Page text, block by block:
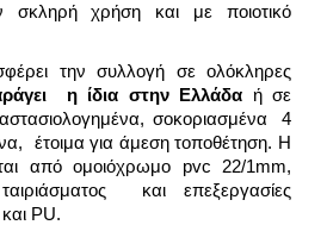
σκληρή χρήση και με ποιοτικό
την συλλογή σε ολόκληρες
η ίδια στην Ελλάδα ή σε
σοκοριασμένα 4
έτοιμα για άμεση τοποθέτηση. Η
από ομοιόχρωμο pvc 22/1mm,
και επεξεργασίες
PU.